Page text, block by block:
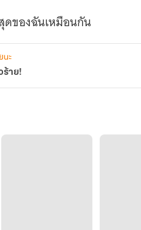
ดของฉันเหมือนกัน
นะ
ร้าย!